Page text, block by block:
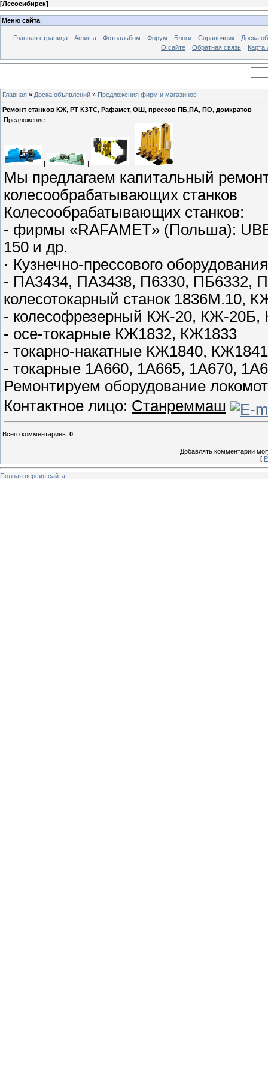
[Лесосибирск]
Меню сайта
Главная страница Афиша Фотоальбом Форум Блоги Справочник
Доска
О сайте
Обратная связь Карта
Главная » Доска объявлений » Предложения фирм и магазинов
Ремонт станков КЖ, РТ КЗТС, Рафамет, ОШ, прессов ПБ,ПА, ПО, домкратов
Предложение
Мы предлагаем капитальный
колесообрабатывающих станков
Колесообрабатывающих станков:
- фирмы «RAFAMET» (Польша):
150 и др.
· Кузнечно-прессового
- ПА3434, ПА3438, П6330, ПБ6332,
колесотокарный станок 1836М.10,
- колесофрезерный КЖ-20, КЖ-
- осе-токарные КЖ1832, КЖ1833
- токарно-накатные КЖ1840,
- токарные 1А660, 1А665, 1А670,
Ремонтируем оборудование
Контактное лицо: Станреммаш
Всего комментариев: 0
Добавлять комментарии
[
Полная версия сайта